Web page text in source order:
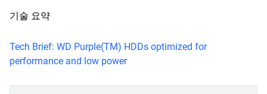
기술 요약
Tech Brief: WD Purple(TM) HDDs optimized for
performance and low power